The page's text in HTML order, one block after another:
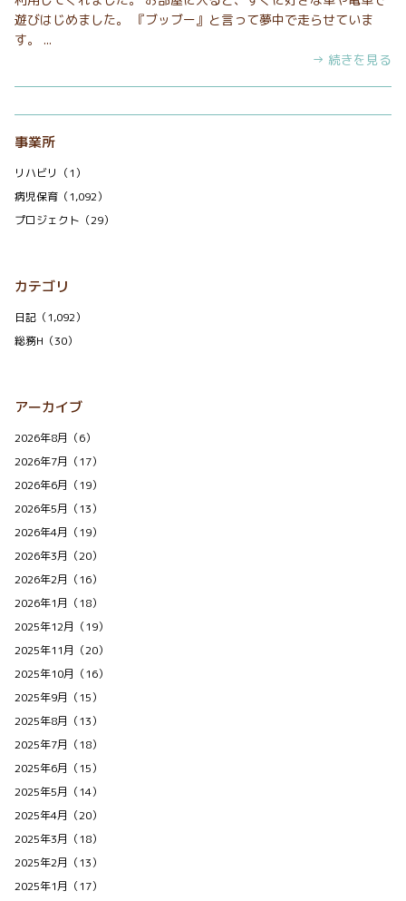
遊びはじめました。 『ブッブー』と言って夢中で走らせていま
す。 ...
→ 続きを見る
事業所
リハビリ（1）
病児保育（1,092）
プロジェクト（29）
カテゴリ
日記（1,092）
総務H（30）
アーカイブ
2026年8月（6）
2026年7月（17）
2026年6月（19）
2026年5月（13）
2026年4月（19）
2026年3月（20）
2026年2月（16）
2026年1月（18）
2025年12月（19）
2025年11月（20）
2025年10月（16）
2025年9月（15）
2025年8月（13）
2025年7月（18）
2025年6月（15）
2025年5月（14）
2025年4月（20）
2025年3月（18）
2025年2月（13）
2025年1月（17）